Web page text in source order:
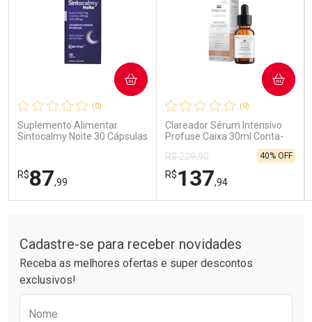
Comprar sem Desconto
Por R$ 15,99/cada
Comprar sem Desconto
Por R$ 15,99/cada
Comprar sem Desconto
Por R$ 189,99/cada
Comprar sem Desconto
Por R$ 189,99/cada
(0)
Suplemento Alimentar
Sintocalmy Noite 30 Cápsulas
R$87,99
COMPRAR
Laboratório
Por Menos
(0)
Clareador Sérum Intensivo
Profuse Caixa 30ml Conta-
R$ 229,90
R$137,94
40% OFF
COMPRAR
Laboratório
Por Menos
Cadastre-se para receber novidades
Receba as melhores ofertas e super descontos
exclusivos!
Nome